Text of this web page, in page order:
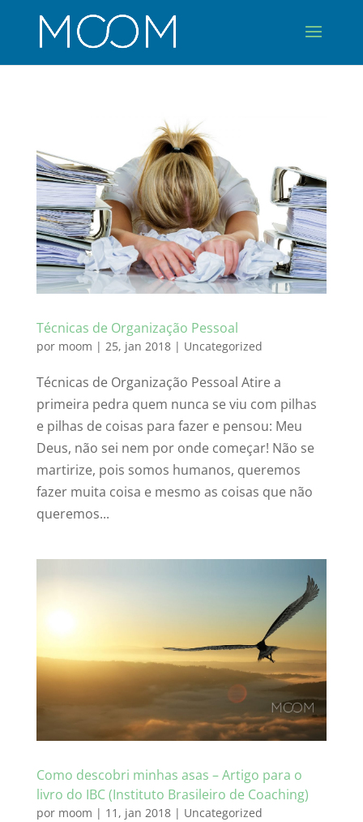
Técnicas de Organização Pessoal
por moom | 25, jan 2018| Uncategorized
Técnicas de Organização Pessoal Atire a
primeira pedra quem nunca se viu com pilhas
e pilhas de coisas para fazer e pensou: Meu
Deus, não sei nem por onde começar! Não se
martirize, pois somos humanos, queremos
fazer muita coisa e mesmo as coisas que não
queremos...
Como descobri minhas asas – Artigo para o
livro do IBC (Instituto Brasileiro de Coaching)
por moom | 11, jan 2018| Uncategorized